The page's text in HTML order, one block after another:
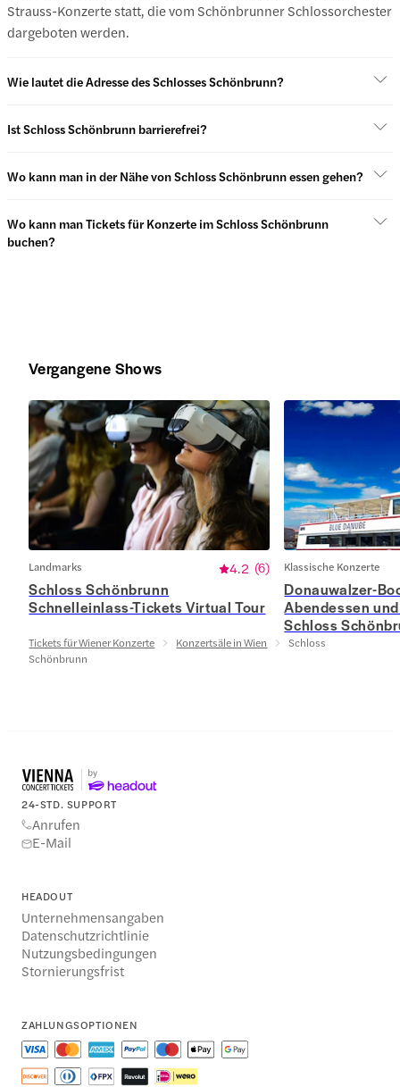
Strauss-Konzerte statt, die vom Schönbrunner Schlossorchester
dargeboten werden.
Wie lautet die Adresse des Schlosses Schönbrunn?
Ist Schloss Schönbrunn barrierefrei?
Wo kann man in der Nähe von Schloss Schönbrunn essen gehen?
Wo kann man Tickets für Konzerte im Schloss Schönbrunn
buchen?
Vergangene Shows
Landmarks 4.2 (6)
Schloss Schönbrunn
Schnelleinlass-Tickets Virtual Tour
Klassische Konzerte
Donauwalzer-
Abendessen
Schloss
Tickets für Wiener Konzerte Konzertsäle in Wien
Schloss
Schönbrunn
24-STD. SUPPORT
Anrufen
E-Mail
HEADOUT
Unternehmensangaben
Datenschutzrichtlinie
Nutzungsbedingungen
Stornierungsfrist
ZAHLUNGSOPTIONEN